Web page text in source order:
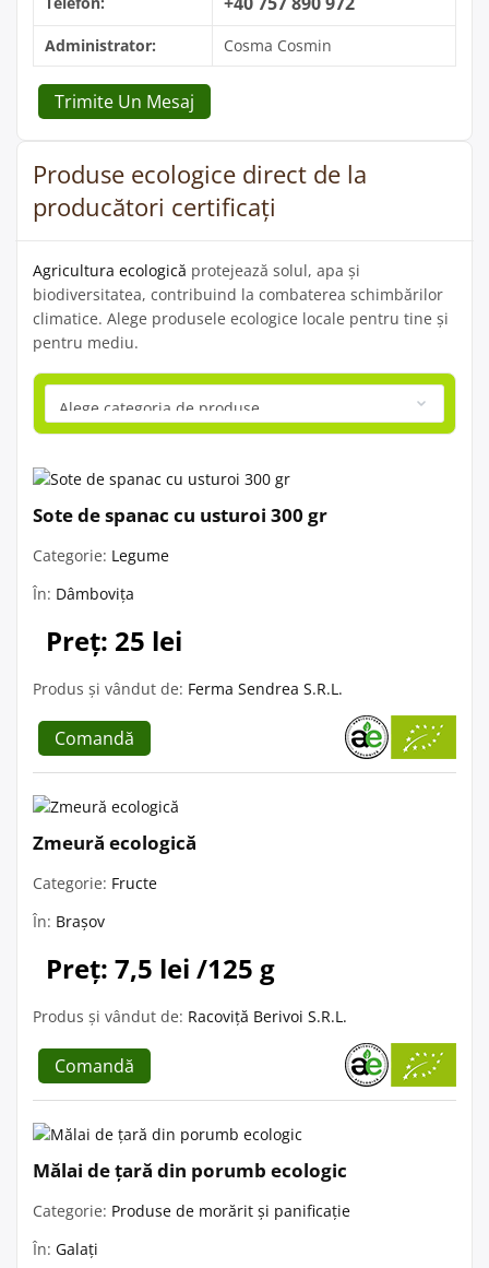
Administrator: Cosma Cosmin
Trimite Un Mesaj
Produse ecologice direct de la
producători certificați
Agricultura ecologică protejează solul, apa și
biodiversitatea, contribuind la combaterea schimbărilor
climatice. Alege produsele ecologice locale pentru tine și
pentru mediu.
Sote de spanac cu usturoi 300 gr
Categorie: Legume
În: Dâmbovița
Preț: 25 lei
Produs și vândut de: Ferma Sendrea S.R.L.
Comandă
Zmeură ecologică
Categorie: Fructe
În: Brașov
Preț: 7,5 lei /125 g
Produs și vândut de: Racoviță Berivoi S.R.L.
Comandă
Mălai de țară din porumb ecologic
Categorie: Produse de morărit și panificație
În: Galați